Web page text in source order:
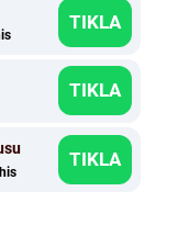
TIKLA
TIKLA
TIKLA